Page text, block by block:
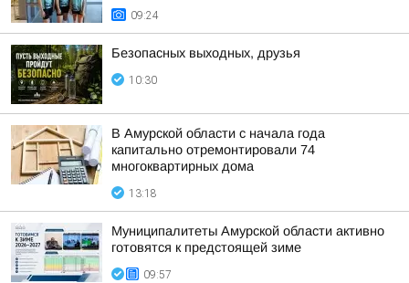
09:24
Безопасных выходных, друзья
10:30
В Амурской области с начала года
капитально отремонтировали 74
многоквартирных дома
13:18
Муниципалитеты Амурской области активно
готовятся к предстоящей зиме
09:57